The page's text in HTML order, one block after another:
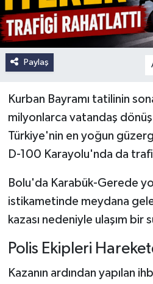
Paylaş
Kurban Bayramı tatilinin
milyonlarca vatandaş dönüş
Türkiye'nin en yoğun
D-100 Karayolu'nda da
Bolu'da Karabük-Gerede
istikametinde meydana
kazası nedeniyle ulaşım bir
Polis Ekipleri
Kazanın ardından yapılan